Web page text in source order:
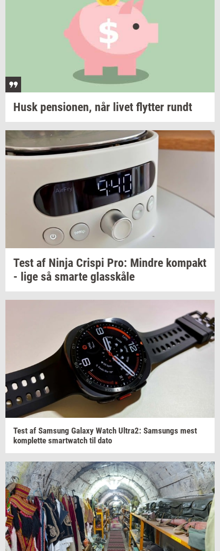
Husk pen­sio­nen, når livet flyt­ter rundt
Test af Ninja Cri­spi Pro: Min­dre kom­pakt
- lige så smar­te glas­skå­le
Test af Sams­ung Ga­laxy Watch Ultra2: Sams­ungs mest
kom­plet­te smartwatch til dato